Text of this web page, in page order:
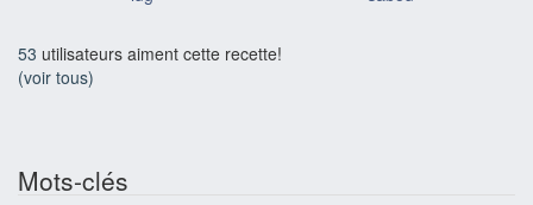
53 utilisateurs aiment cette recette!
(voir tous)
Mots-clés